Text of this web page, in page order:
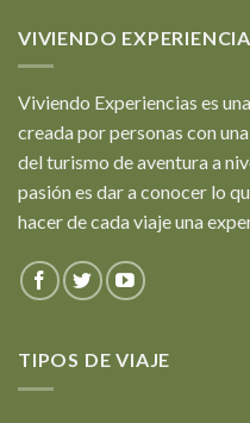
VIVIENDO
Viviendo Experiencias es
creada por personas con
del turismo de aventura a
pasión es dar a conocer lo
hacer de cada viaje una
TIPOS DE VIAJE